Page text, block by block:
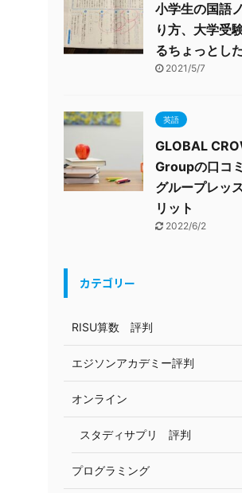
小学生の国語
り方、大学受
るちょっとし
2021/5/7
英語
GLOBAL
Groupの口コ
グループレッ
リット
2022/6/2
カテゴリー
RISU算数 評判
エジソンアカデミー評判
オンライン
スタディサプリ 評判
プログラミング